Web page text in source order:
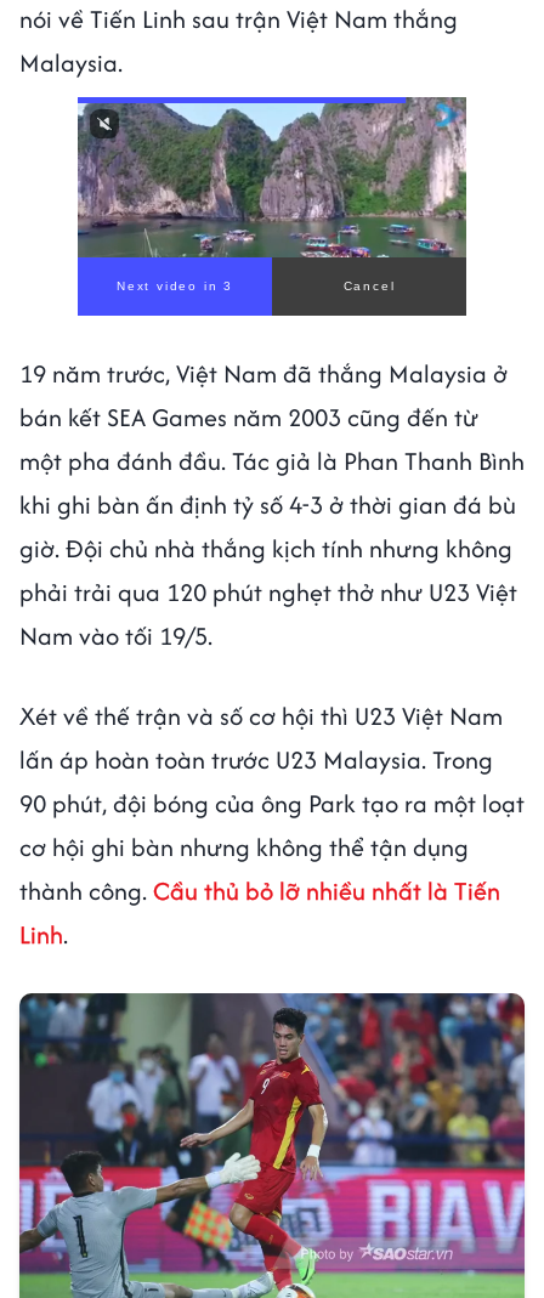
nói về Tiến Linh sau trận Việt Nam thắng
Malaysia.
19 năm trước, Việt Nam đã thắng Malaysia ở
bán kết SEA Games năm 2003 cũng đến từ
một pha đánh đầu. Tác giả là Phan Thanh Bình
khi ghi bàn ấn định tỷ số 4-3 ở thời gian đá bù
giờ. Đội chủ nhà thắng kịch tính nhưng không
phải trải qua 120 phút nghẹt thở như U23 Việt
Nam vào tối 19/5.
Xét về thế trận và số cơ hội thì U23 Việt Nam
lấn áp hoàn toàn trước U23 Malaysia. Trong
90 phút, đội bóng của ông Park tạo ra một loạt
cơ hội ghi bàn nhưng không thể tận dụng
thành công.Cầu thủ bỏ lỡ nhiều nhất là Tiến
Linh.